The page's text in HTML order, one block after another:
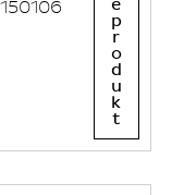
e
p
r
o
d
u
k
t